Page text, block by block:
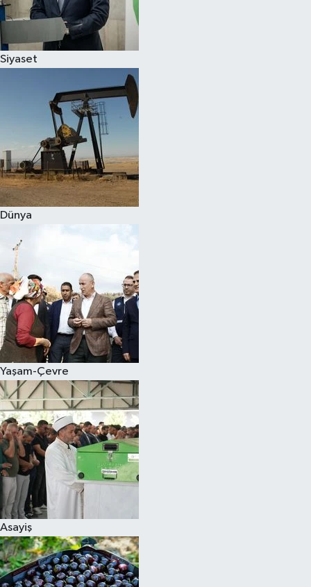
Siyaset
Dünya
Yaşam-Çevre
Asayiş
Spor
Çocuk
Eğitim
Hava Durumu
Kadın
Kültür Sanat
Sağlık
Siyaset
Teknoloji
Televizyon
Yaşam-Çevre